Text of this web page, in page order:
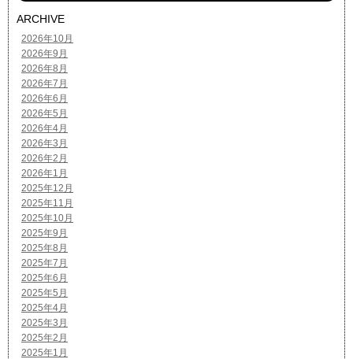
ARCHIVE
2026年10月
2026年9月
2026年8月
2026年7月
2026年6月
2026年5月
2026年4月
2026年3月
2026年2月
2026年1月
2025年12月
2025年11月
2025年10月
2025年9月
2025年8月
2025年7月
2025年6月
2025年5月
2025年4月
2025年3月
2025年2月
2025年1月